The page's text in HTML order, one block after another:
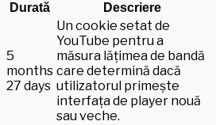
Durată Descriere
5
months
27 days
Un cookie setat de
YouTube pentru a
măsura lățimea de bandă
care determină dacă
utilizatorul primește
interfața de player nouă
sau veche.